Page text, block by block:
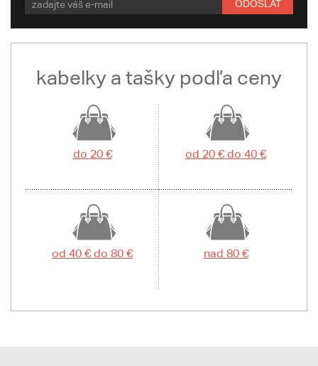
ODOSLAŤ
kabelky a tašky podľa ceny
do 20 € od 20 € do 40 €
od 40 € do 80 € nad 80 €